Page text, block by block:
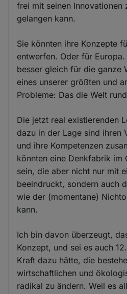
frei mit seinen Innovationen
gelangen kann.
Sie könnten ihre Konzepte
entwerfen. Oder für
besser gleich für die ganze
eines unserer größten und
Probleme: Das die Welt
Die jetzt real existierenden
dazu in der Lage sind ihren
und ihre Kompetenzen
könnten eine Denkfabrik im
sein, die aber nicht nur mit
beeindruckt, sondern auch
wie der (momentane)
kann.
Ich bin davon überzeugt,
Konzept, und sei es auch
Kraft dazu hätte, die
wirtschaftlichen und
radikal zu ändern. Weil es